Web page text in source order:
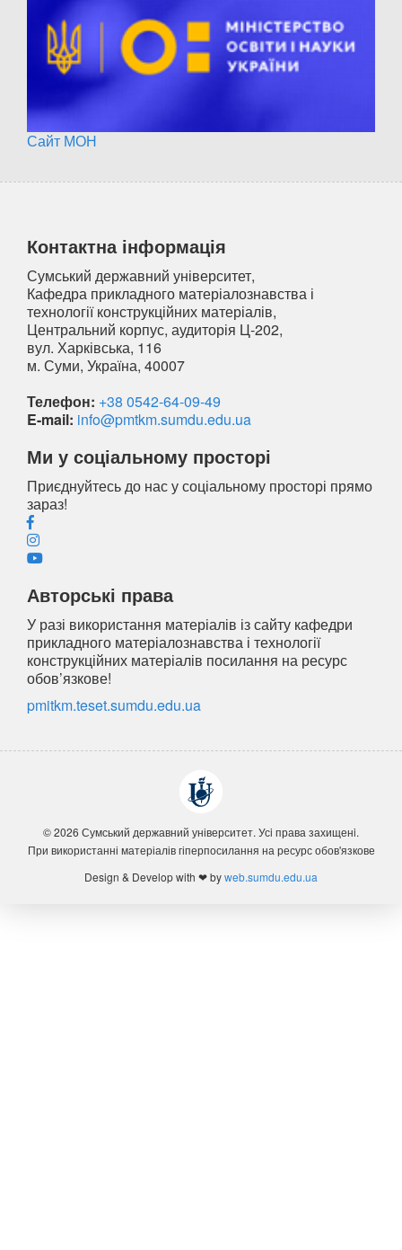
Сайт МОН
Контактна інформація
Сумський державний університет,
Кафедра прикладного матеріалознавства і
технології конструкційних матеріалів,
Центральний корпус, аудиторія Ц-202,
вул. Харківська, 116
м. Суми, Україна, 40007
Телефон: +38 0542-64-09-49
E-mail: info@pmtkm.sumdu.edu.ua
Ми у соціальному просторі
Приєднуйтесь до нас у соціальному просторі прямо
зараз!
Авторські права
У разі використання матеріалів із сайту кафедри
прикладного матеріалознавства і технології
конструкційних матеріалів посилання на ресурс
обов’язкове!
pmitkm.teset.sumdu.edu.ua
© 2026 Сумський державний університет. Усi права захищенi.
При використанні матеріалів гіперпосилання на ресурс обов'язкове
Design & Develop with ❤ byweb.sumdu.edu.ua